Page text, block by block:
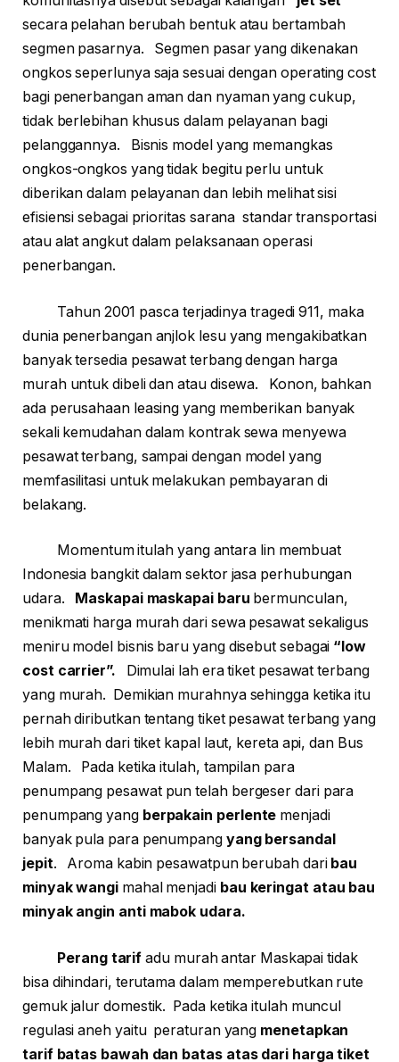
secara pelahan berubah bentuk atau bertambah
segmen pasarnya. Segmen pasar yang dikenakan
ongkos seperlunya saja sesuai dengan operating cost
bagi penerbangan aman dan nyaman yang cukup,
tidak berlebihan khusus dalam pelayanan bagi
pelanggannya. Bisnis model yang memangkas
ongkos-ongkos yang tidak begitu perlu untuk
diberikan dalam pelayanan dan lebih melihat sisi
efisiensi sebagai prioritas sarana standar transportasi
atau alat angkut dalam pelaksanaan operasi
penerbangan.
Tahun 2001 pasca terjadinya tragedi 911, maka
dunia penerbangan anjlok lesu yang mengakibatkan
banyak tersedia pesawat terbang dengan harga
murah untuk dibeli dan atau disewa. Konon, bahkan
ada perusahaan leasing yang memberikan banyak
sekali kemudahan dalam kontrak sewa menyewa
pesawat terbang, sampai dengan model yang
memfasilitasi untuk melakukan pembayaran di
belakang.
Momentum itulah yang antara lin membuat
Indonesia bangkit dalam sektor jasa perhubungan
udara.
Maskapai maskapai baru bermunculan,
menikmati harga murah dari sewa pesawat sekaligus
meniru model bisnis baru yang disebut sebagai “low
cost carrier”. Dimulai lah era tiket pesawat terbang
yang murah. Demikian murahnya sehingga ketika itu
pernah diributkan tentang tiket pesawat terbang yang
lebih murah dari tiket kapal laut, kereta api, dan Bus
Malam. Pada ketika itulah, tampilan para
penumpang pesawat pun telah bergeser dari para
penumpang yang berpakain perlente menjadi
banyak pula para penumpang yang bersandal
jepit. Aroma kabin pesawatpun berubah dari bau
minyak wangi mahal menjadi bau keringat atau bau
minyak angin anti mabok udara.
Perang tarif adu murah antar Maskapai tidak
bisa dihindari, terutama dalam memperebutkan rute
gemuk jalur domestik. Pada ketika itulah muncul
regulasi aneh yaitu peraturan yang menetapkan
tarif batas bawah dan batas atas dari harga tiket